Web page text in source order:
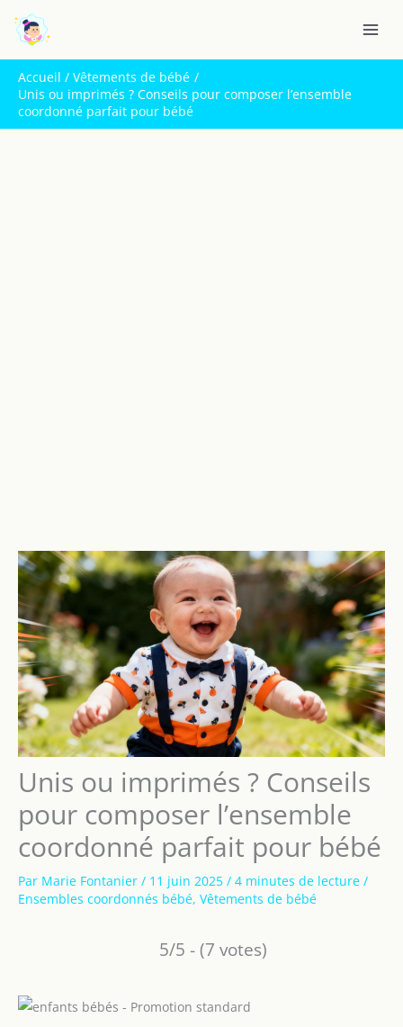
contenu
Accueil
Vêtements de bébé
Unis ou imprimés ? Conseils pour composer l’ensemble
coordonné parfait pour bébé
Unis ou imprimés ? Conseils
pour composer l’ensemble
coordonné parfait pour bébé
Par Marie Fontanier / 11 juin 2025 / 4 minutes de lecture /
Ensembles coordonnés bébé, Vêtements de bébé
5/5 - (7 votes)
e
c
h
e